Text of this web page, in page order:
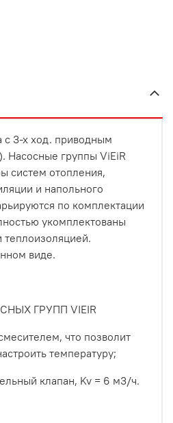
с 3-х ход. приводным
Насосные группы ViEiR
систем отопления,
и напольного
по комплектации
укомплектованы
теплоизоляцией.
виде.
ГРУПП VIEIR
что позволит
температуру;
клапан, Kv = 6 м3/ч.